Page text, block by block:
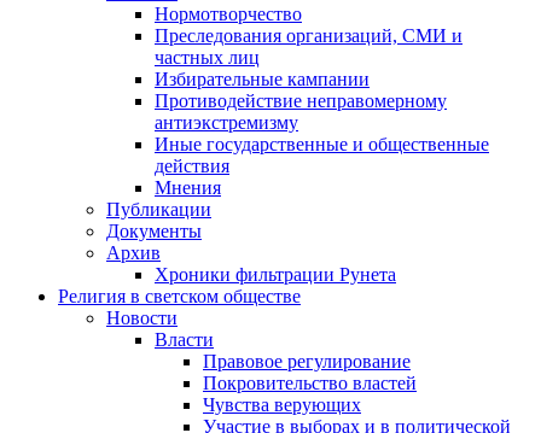
Нормотворчество
Преследования организаций, СМИ и
частных лиц
Избирательные кампании
Противодействие неправомерному
антиэкстремизму
Иные государственные и общественные
действия
Мнения
Публикации
Документы
Архив
Хроники фильтрации Рунета
Религия в светском обществе
Новости
Власти
Правовое регулирование
Покровительство властей
Чувства верующих
Участие в выборах и в политической